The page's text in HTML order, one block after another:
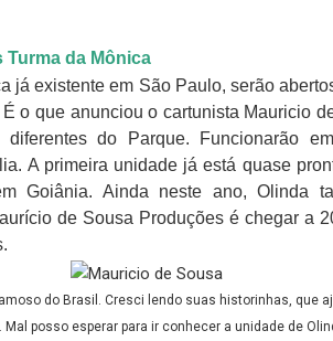
Turma da Mônica
já existente em São Paulo, serão
o que anunciou o cartunista Mauricio
do Parque. Funcionarão
A primeira unidade já está quase
Goiânia. Ainda neste ano, Olinda
de Sousa Produções é chegar a
do Brasil. Cresci lendo suas historinhas, que
posso esperar para ir conhecer a unidade de